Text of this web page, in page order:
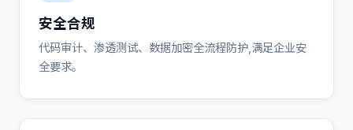
安全合规
代码审计、渗透测试、数据加密全流程防护,满足企业安
全要求。